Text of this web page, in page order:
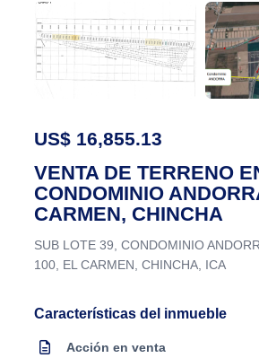
US$ 16,855.13
VENTA DE TERRENO
CONDOMINIO
CARMEN, CHINCHA
SUB LOTE 39, CONDOMINIO
100, EL CARMEN, CHINCHA, ICA
Características del inmueble
Acción en venta